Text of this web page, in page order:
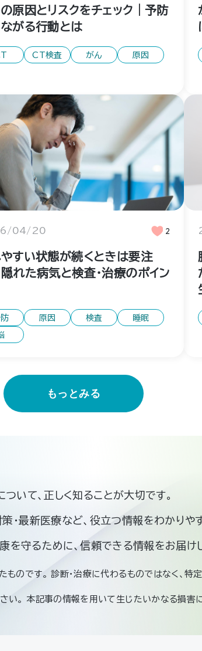
原因とリスクをチェック｜予防
がる行動とは
CT検査 がん 原因
04/20 2
すい状態が続くときは要注
れた病気と検査・治療のポイン
原因 検査 睡眠
もっとみる
ついて、正しく知ることが大切です。
・最新医療など、役立つ情報をわかりや
を守るために、信頼できる情報をお届けし
のです。 診断・治療に代わるものではなく、
。 本記事の情報を用いて生じたいかなる損害